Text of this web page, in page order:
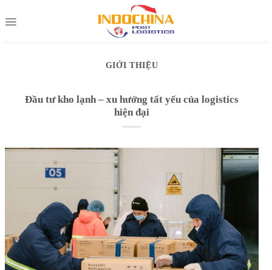
to
GIỚI THIỆU
Đầu tư kho lạnh – xu hướng tất yếu của logistics
hiện đại